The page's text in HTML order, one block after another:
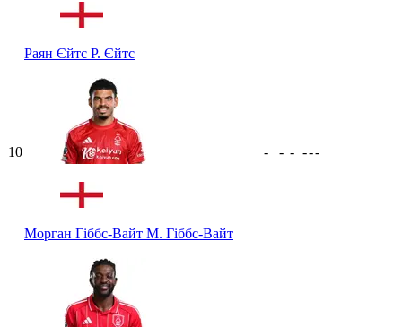
Раян Єйтс Р. Єйтс
10
Морган Гіббс-Вайт М. Гіббс-Вайт
- - - ---